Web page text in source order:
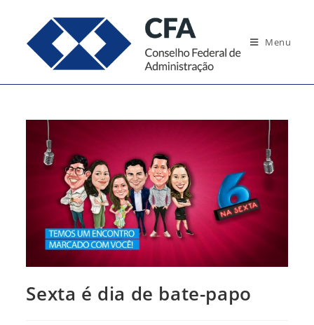
conteúdo
Menu
Sexta é dia de bate-papo